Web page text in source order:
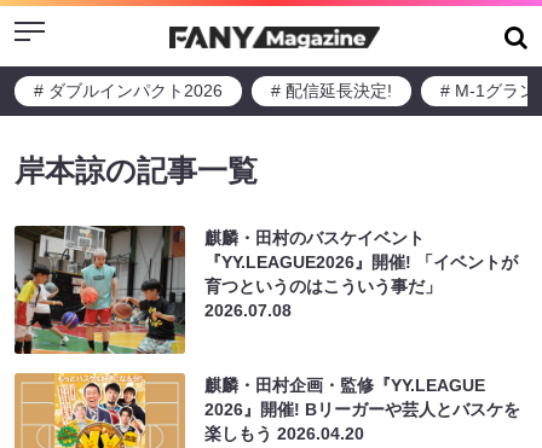
Menu
# ダブルインパクト2026 # 配信延長決定! # M-1グラン
岸本諒の記事一覧
麒麟・田村のバスケイベント
『YY.LEAGUE2026』開催! 「イベントが
育つというのはこういう事だ」
2026.07.08
麒麟・田村企画・監修『YY.LEAGUE
2026』開催! Bリーガーや芸人とバスケを
楽しもう2026.04.20